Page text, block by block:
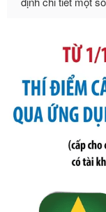
bỏ Thông tư số
2019 của Bộ
phạt vi phạm
Ngày ban hành:
Số kí hiệu:
Tên: Nghị định số
đổi, bổ sung một
ngày 19 tháng
phạt vi phạm
sung bởi Nghị
Ngày ban hành: